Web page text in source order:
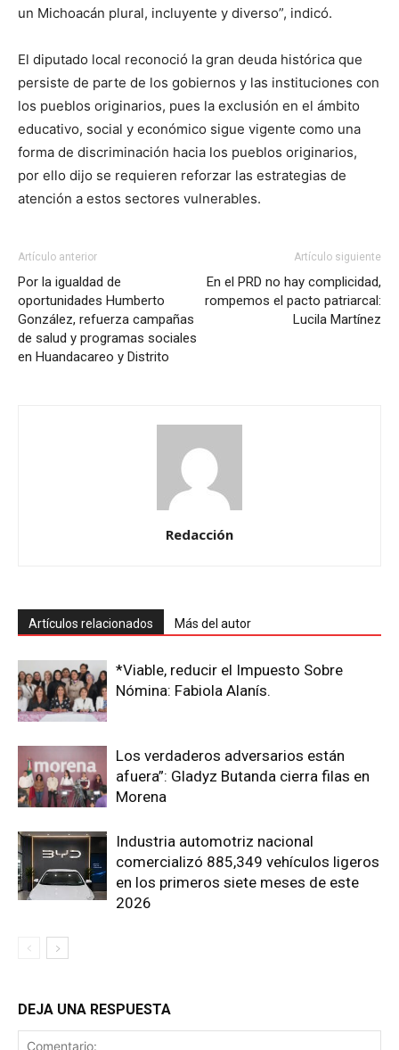
un Michoacán plural, incluyente y diverso”, indicó.
El diputado local reconoció la gran deuda histórica que
persiste de parte de los gobiernos y las instituciones con
los pueblos originarios, pues la exclusión en el ámbito
educativo, social y económico sigue vigente como una
forma de discriminación hacia los pueblos originarios,
por ello dijo se requieren reforzar las estrategias de
atención a estos sectores vulnerables.
Artículo anterior
Por la igualdad de
oportunidades Humberto
González, refuerza campañas
de salud y programas sociales
en Huandacareo y Distrito
Artículo siguiente
En el PRD no hay complicidad,
rompemos el pacto patriarcal:
Lucila Martínez
Redacción
Artículos relacionados Más del autor
*Viable, reducir el Impuesto Sobre
Nómina: Fabiola Alanís.
Los verdaderos adversarios están
afuera”: Gladyz Butanda cierra filas en
Morena
Industria automotriz nacional
comercializó 885,349 vehículos ligeros
en los primeros siete meses de este
2026
DEJA UNA RESPUESTA